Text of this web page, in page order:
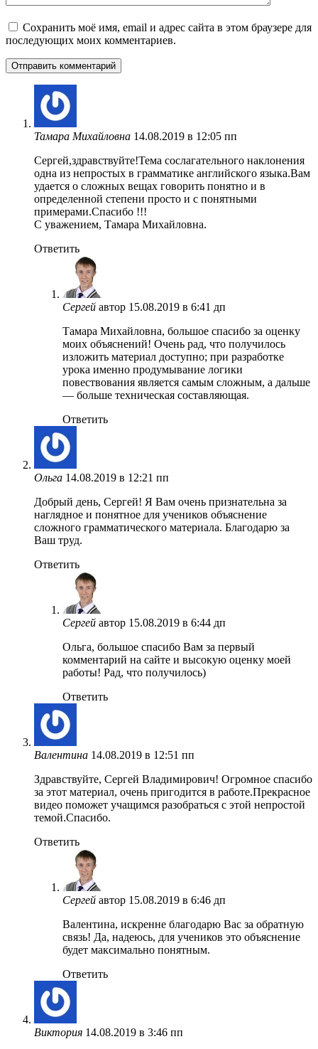
Сохранить моё имя, email и адрес сайта в этом браузере для
последующих моих комментариев.
Тамара Михайловна 14.08.2019 в 12:05 пп
Сергей,здравствуйте!Тема сослагательного наклонения
одна из непростых в грамматике английского языка.Вам
удается о сложных вещах говорить понятно и в
определенной степени просто и с понятными
примерами.Спасибо !!!
С уважением, Тамара Михайловна.
Ответить
Сергей автор 15.08.2019 в 6:41 дп
Тамара Михайловна, большое спасибо за оценку
моих объяснений! Очень рад, что получилось
изложить материал доступно; при разработке
урока именно продумывание логики
повествования является самым сложным, а дальше
— больше техническая составляющая.
Ответить
Ольга 14.08.2019 в 12:21 пп
Добрый день, Сергей! Я Вам очень признательна за
наглядное и понятное для учеников объяснение
сложного грамматического материала. Благодарю за
Ваш труд.
Ответить
Сергей автор 15.08.2019 в 6:44 дп
Ольга, большое спасибо Вам за первый
комментарий на сайте и высокую оценку моей
работы! Рад, что получилось)
Ответить
Валентина 14.08.2019 в 12:51 пп
Здравствуйте, Сергей Владимирович! Огромное спасибо
за этот материал, очень пригодится в работе.Прекрасное
видео поможет учащимся разобраться с этой непростой
темой.Спасибо.
Ответить
Сергей автор 15.08.2019 в 6:46 дп
Валентина, искренне благодарю Вас за обратную
связь! Да, надеюсь, для учеников это объяснение
будет максимально понятным.
Ответить
Виктория 14.08.2019 в 3:46 пп